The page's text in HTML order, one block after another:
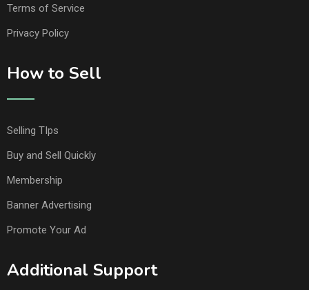
Terms of Service
Privacy Policy
How to Sell
Selling TIps
Buy and Sell Quickly
Membership
Banner Advertising
Promote Your Ad
Additional Support